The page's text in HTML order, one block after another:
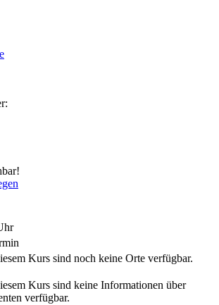
Kurs sind noch keine Orte verfügbar.
Kurs sind keine Informationen über
verfügbar.